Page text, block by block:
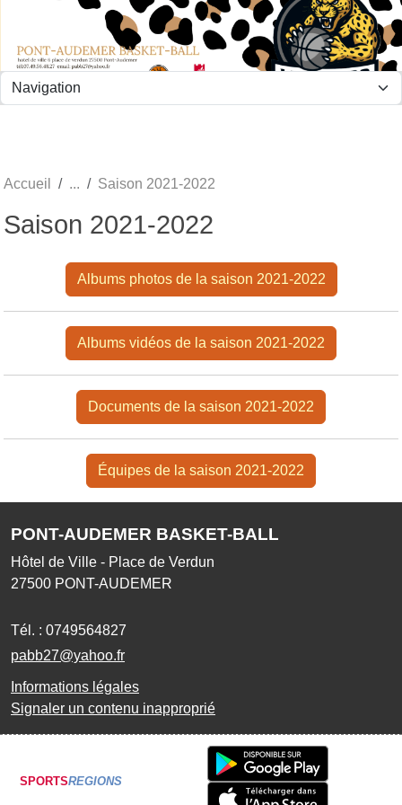
Accueil Saison 2021-2022
Saison 2021-2022
Albums photos de la saison 2021-2022
Albums vidéos de la saison 2021-2022
Documents de la saison 2021-2022
Équipes de la saison 2021-2022
PONT-AUDEMER BASKET-BALL
Hôtel de Ville - Place de Verdun
27500 PONT-AUDEMER
Tél. : 0749564827
pabb27@yahoo.fr
Informations légales
Signaler un contenu inapproprié
SPORTSREGIONS
Panneau de gestion des cookies